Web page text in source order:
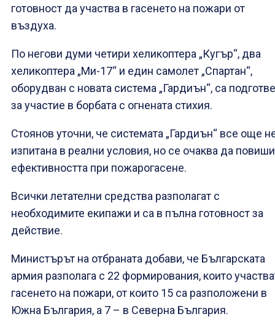
готовност да участва в гасенето на пожари от
въздуха.
По негови думи четири хеликоптера „Кугър“, два
хеликоптера „Ми-17“ и един самолет „Спартан“,
оборудван с новата система „Гардиън“, са
за участие в борбата с огнената стихия.
Стоянов уточни, че системата „Гардиън“ все още
изпитана в реални условия, но се очаква да повиши
ефективността при пожарогасене.
Всички летателни средства разполагат с
необходимите екипажи и са в пълна готовност за
действие.
Министърът на отбраната добави, че Българската
армия разполага с 22 формирования, които
гасенето на пожари, от които 15 са разположени в
Южна България, а 7 – в Северна България.